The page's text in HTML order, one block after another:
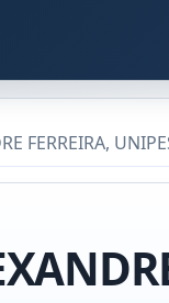
FERREIRA,